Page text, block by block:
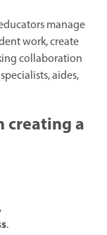
manage
work, create
collaboration
aides,
creating a
.